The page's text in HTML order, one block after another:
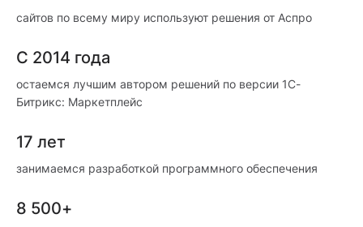
сайтов по всему миру используют решения от Аспро
С 2014 года
остаемся лучшим автором решений по версии 1С-
Битрикс: Маркетплейс
17 лет
занимаемся разработкой программного обеспечения
8 500+